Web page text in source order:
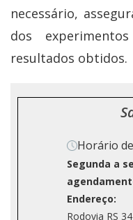
necessário,
dos
resultados obtidos.
Horário
Segunda a
Endereço:
Rodovia RS